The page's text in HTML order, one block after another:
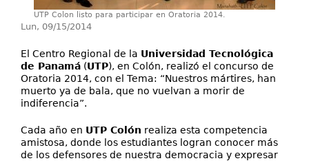
UTP Colon listo para participar en Oratoria 2014.
Lun, 09/15/2014
El Centro Regional de la Universidad Tecnológica
de Panamá (UTP), en Colón, realizó el concurso de
Oratoria 2014, con el Tema: “Nuestros mártires, han
muerto ya de bala, que no vuelvan a morir de
indiferencia”.
Cada año en UTP Colón realiza esta competencia
amistosa, donde los estudiantes logran conocer más
de los defensores de nuestra democracia y expresar